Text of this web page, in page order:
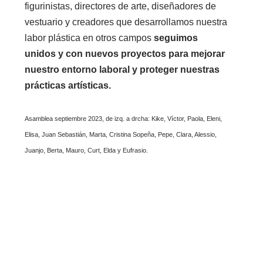
figurinistas, directores de arte, diseñadores de
vestuario y creadores que desarrollamos nuestra
labor plástica en otros camposseguimos
unidos y con nuevos proyectos para mejorar
nuestro entorno laboral y proteger nuestras
prácticas artísticas.
Asamblea septiembre 2023, de izq. a drcha: Kike, Víctor, Paola, Eleni,
Elisa, Juan Sebastián, Marta, Cristina Sopeña, Pepe, Clara, Alessio,
Juanjo, Berta, Mauro, Curt, Elda y Eufrasio.